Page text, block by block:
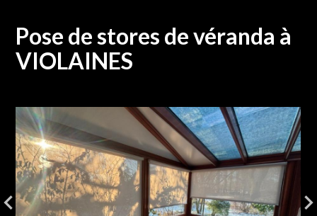
Pose de stores de véranda à
VIOLAINES